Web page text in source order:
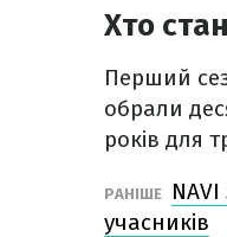
Хто
Перший
обрали
років для
РАНІШЕ
учасників